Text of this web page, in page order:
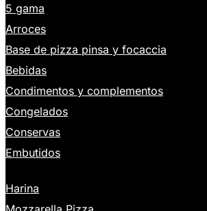
5 gama
Arroces
Base de pizza pinsa y focaccia
Bebidas
Condimentos y complementos
Congelados
Conservas
Embutidos
Harina